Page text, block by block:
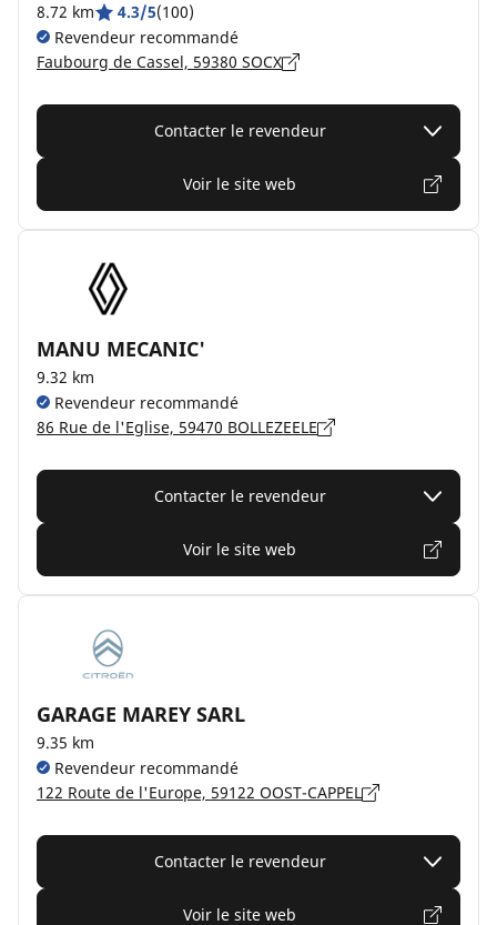
8.72 km 4.3/5(100)
Revendeur recommandé
Faubourg de Cassel, 59380 SOCX
Contacter le revendeur
Voir le site web
MANU MECANIC'
9.32 km
Revendeur recommandé
86 Rue de l'Eglise, 59470 BOLLEZEELE
Contacter le revendeur
Voir le site web
GARAGE MAREY SARL
9.35 km
Revendeur recommandé
122 Route de l'Europe, 59122 OOST-CAPPEL
Contacter le revendeur
Voir le site web